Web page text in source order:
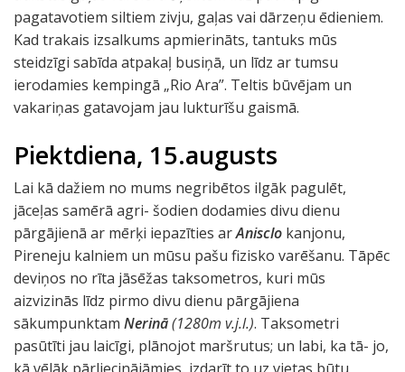
pagatavotiem siltiem zivju, gaļas vai dārzeņu ēdieniem.
Kad trakais izsalkums apmierināts, tantuks mūs
steidzīgi sabīda atpakaļ busiņā, un līdz ar tumsu
ierodamies kempingā „Rio Ara”. Teltis būvējam un
vakariņas gatavojam jau lukturīšu gaismā.
Piektdiena, 15.augusts
Lai kā dažiem no mums negribētos ilgāk pagulēt,
jāceļas samērā agri- šodien dodamies divu dienu
pārgājienā ar mērķi iepazīties arAnisclo kanjonu,
Pireneju kalniem un mūsu pašu fizisko varēšanu. Tāpēc
deviņos no rīta jāsēžas taksometros, kuri mūs
aizvizinās līdz pirmo divu dienu pārgājiena
sākumpunktam Nerinā(1280m v.j.l.). Taksometri
pasūtīti jau laicīgi, plānojot maršrutus; un labi, ka tā- jo,